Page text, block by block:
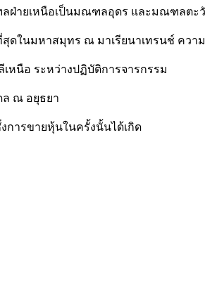
ายเหนือเป็นมณฑลอุดร และมณฑลตะ
ดในมหาสมุทร ณ มาเรียนาเทรนช์ ความ
เหนือ ระหว่างปฏิบัติการจารกรรม
ล ณ อยุธยา
การขายหุ้นในครั้งนั้นได้เกิด